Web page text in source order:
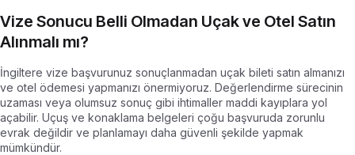
Vize Sonucu Belli Olmadan Uçak ve Otel Satın
Alınmalı mı?
İngiltere vize başvurunuz sonuçlanmadan uçak bileti satın almanızı
ve otel ödemesi yapmanızı önermiyoruz. Değerlendirme sürecinin
uzaması veya olumsuz sonuç gibi ihtimaller maddi kayıplara yol
açabilir. Uçuş ve konaklama belgeleri çoğu başvuruda zorunlu
evrak değildir ve planlamayı daha güvenli şekilde yapmak
mümkündür.